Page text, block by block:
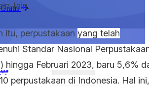
lain.
itu, perpustakaanyang telah
Standar Nasional
hingga Februari 2023, baru 5,6%
perpustakaan di Indonesia. Hal
Komunitas Menu